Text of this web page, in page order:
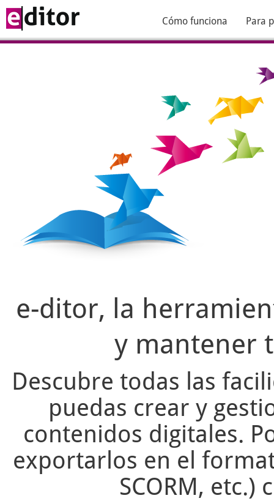
Cómo funciona Para
e-ditor, la
y mantener
Descubre todas las
puedas crear y
contenidos digitales.
exportarlos en el
SCORM, etc.)